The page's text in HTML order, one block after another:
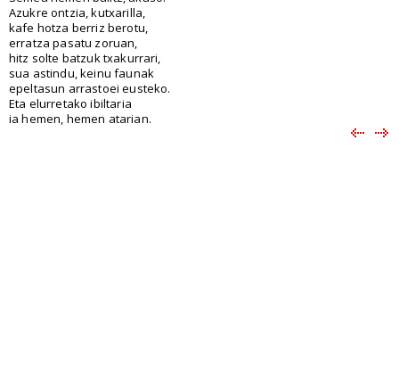
Azukre ontzia, kutxarilla,
kafe hotza berriz berotu,
erratza pasatu zoruan,
hitz solte batzuk txakurrari,
sua astindu, keinu faunak
epeltasun arrastoei eusteko.
Eta elurretako ibiltaria
ia hemen, hemen atarian.